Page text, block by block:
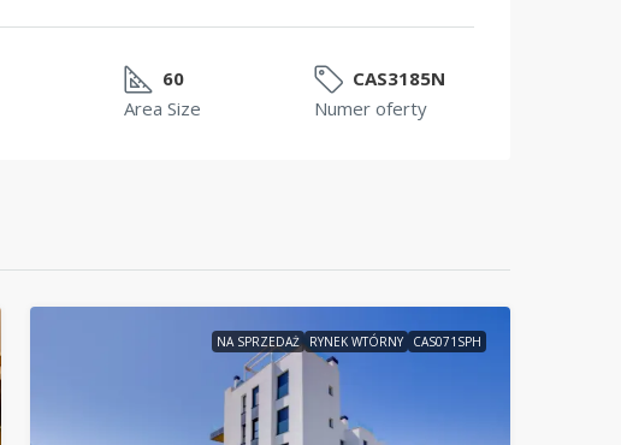
60
Area Size
CAS3185N
Numer oferty
NA SPRZEDAŻ RYNEK WTÓRNY CAS071SPH